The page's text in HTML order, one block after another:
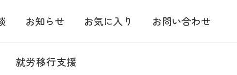
お知らせ お気に入り お問い合わせ
就労移行支援